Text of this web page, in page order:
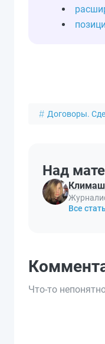
Договоры.
Над
Все
Что-то